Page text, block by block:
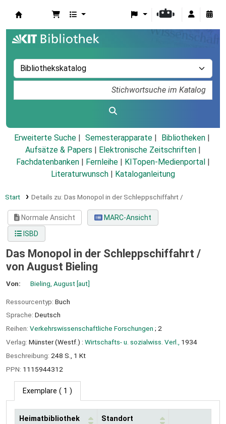
Erweiterte Suche Semesterapparate
Bibliotheken
Aufsätze & Papers
Elektronische Zeitschriften
Fachdatenbanken
Fernleihe KITopen-Medienportal
Literaturwunsch
Kataloganleitung
Start Details zu: Das Monopol in der Schleppschiffahrt /
Normale Ansicht
MARC-Ansicht
ISBD
Das Monopol in der Schleppschiffahrt /
von August Bieling
Von: Bieling, August[aut]
Ressourcentyp: Buch
Sprache: Deutsch
Reihen: Verkehrswissenschaftliche Forschungen ; 2
Verlag: Münster (Westf.) : Wirtschafts- u. sozialwiss. Verl.,
1934
Beschreibung: 248 S., 1 Kt
PPN: 1115944312
Exemplare ( 1 )
Heimatbibliothek Standort